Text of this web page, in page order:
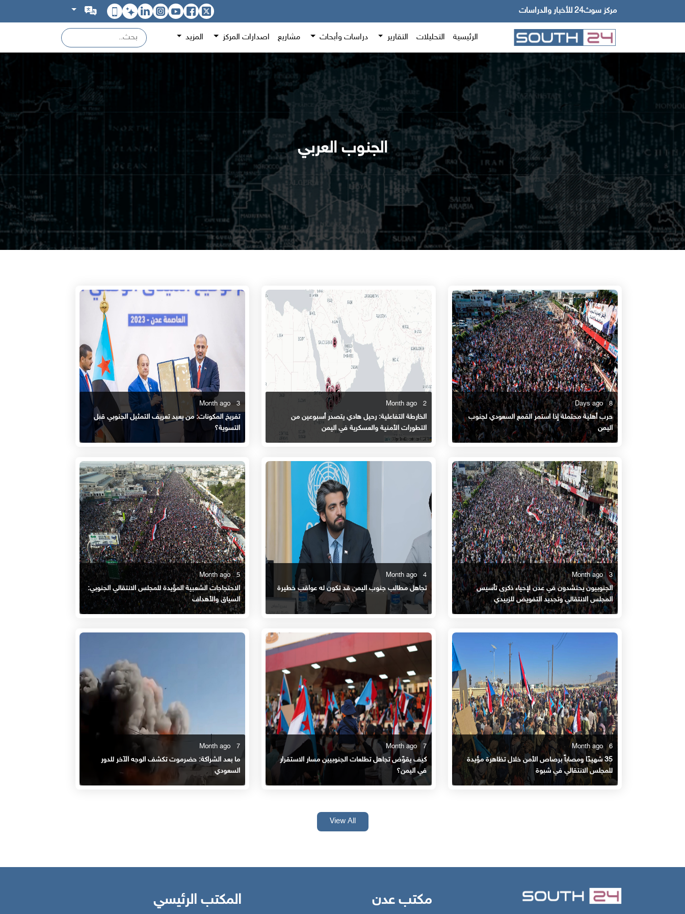
مركز سوث24 للأخبار والدراسات
الرئيسية التحليلات التقارير دراسات وأبحاث مشاريع اصدارات المركز المزيد
الجنوب العربي
8 Days ago
حرب أهلية محتملة إذا استمر القمع السعودي لجنوب
اليمن
2 Month ago
الخارطة التفاعلية: رحيل هادي يتصدر أسبوعين من
التطورات الأمنية والعسكرية في اليمن
3 Month ago
تفريخ المكونات: من يعيد تعريف التمثيل الجنوبي قبل
التسوية؟
3 Month ago
الجنوبيون يحتشدون في عدن لإحياء ذكرى تأسيس
المجلس الانتقالي وتجديد التفويض للزبيدي
4 Month ago
تجاهل مطالب جنوب اليمن قد تكون له عواقب خطيرة
5 Month ago
الاحتجاجات الشعبية المؤيدة للمجلس الانتقالي الجنوبي:
السياق والأهداف
6 Month ago
35 شهيدًا ومصاباً برصاص الأمن خلال تظاهرة مؤيدة
للمجلس الانتقالي في شبوة
7 Month ago
كيف يقوّض تجاهل تطلعات الجنوبيين مسار الاستقرار
في اليمن؟
7 Month ago
ما بعد الشراكة: حضرموت تكشف الوجه الآخر للدور
السعودي
View All
مكتب عدن المكتب الرئيسي